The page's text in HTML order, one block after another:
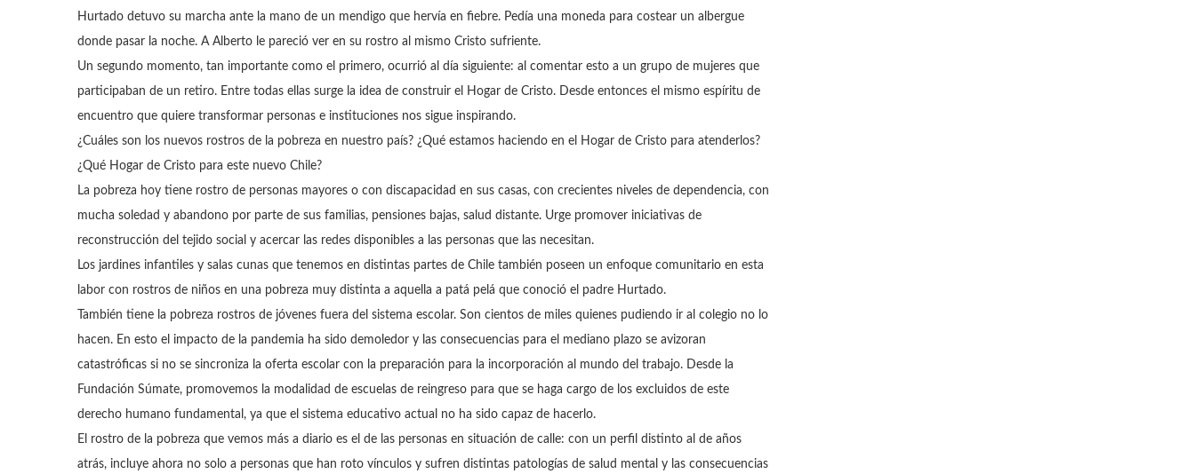
Hurtado detuvo su marcha ante la mano de un mendigo que hervía en fiebre. Pedía una moneda para costear un albergue
donde pasar la noche. A Alberto le pareció ver en su rostro al mismo Cristo sufriente.
Un segundo momento, tan importante como el primero, ocurrió al día siguiente: al comentar esto a un grupo de mujeres que
participaban de un retiro. Entre todas ellas surge la idea de construir el Hogar de Cristo. Desde entonces el mismo espíritu de
encuentro que quiere transformar personas e instituciones nos sigue inspirando.
¿Cuáles son los nuevos rostros de la pobreza en nuestro país? ¿Qué estamos haciendo en el Hogar de Cristo para atenderlos?
¿Qué Hogar de Cristo para este nuevo Chile?
La pobreza hoy tiene rostro de personas mayores o con discapacidad en sus casas, con crecientes niveles de dependencia, con
mucha soledad y abandono por parte de sus familias, pensiones bajas, salud distante. Urge promover iniciativas de
reconstrucción del tejido social y acercar las redes disponibles a las personas que las necesitan.
Los jardines infantiles y salas cunas que tenemos en distintas partes de Chile también poseen un enfoque comunitario en esta
labor con rostros de niños en una pobreza muy distinta a aquella a patá pelá que conoció el padre Hurtado.
También tiene la pobreza rostros de jóvenes fuera del sistema escolar. Son cientos de miles quienes pudiendo ir al colegio no lo
hacen. En esto el impacto de la pandemia ha sido demoledor y las consecuencias para el mediano plazo se avizoran
catastróficas si no se sincroniza la oferta escolar con la preparación para la incorporación al mundo del trabajo. Desde la
Fundación Súmate, promovemos la modalidad de escuelas de reingreso para que se haga cargo de los excluidos de este
derecho humano fundamental, ya que el sistema educativo actual no ha sido capaz de hacerlo.
El rostro de la pobreza que vemos más a diario es el de las personas en situación de calle: con un perfil distinto al de años
atrás, incluye ahora no solo a personas que han roto vínculos y sufren distintas patologías de salud mental y las consecuencias